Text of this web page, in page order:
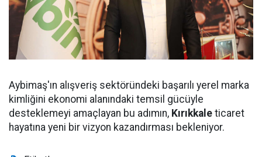
Aybimaş'ın alışveriş sektöründeki başarılı yerel marka
kimliğini ekonomi alanındaki temsil gücüyle
desteklemeyi amaçlayan bu adımın, Kırıkkale ticaret
hayatına yeni bir vizyon kazandırması bekleniyor.